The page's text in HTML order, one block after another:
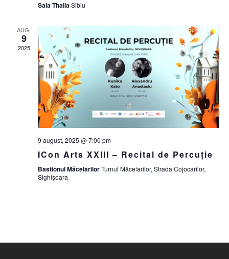
Sala ThaliaSibiu
AUG.
9
2025
9 august, 2025 @ 7:00 pm
ICon Arts XXIII – Recital de Percuție
Bastionul MăcelarilorTurnul Măcelarilor, Strada Cojocarilor,
Sighișoara